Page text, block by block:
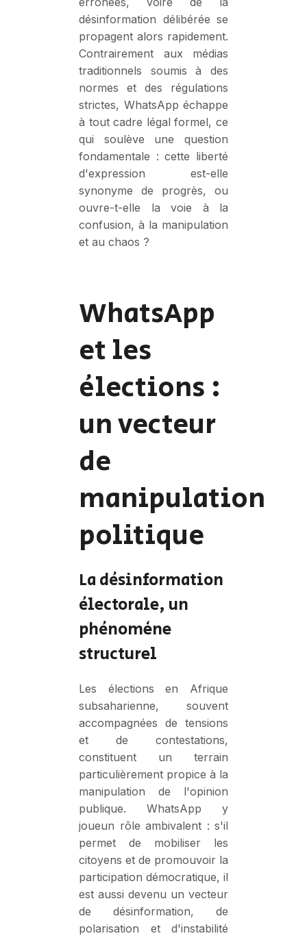
désinformation délibérée se
propagent alors rapidement.
Contrairement aux médias
traditionnels soumis à des
normes et des régulations
strictes, WhatsApp échappe
à tout cadre légal formel, ce
qui soulève une question
fondamentale : cette liberté
d'expression est-elle
synonyme de progrès, ou
ouvre-t-elle la voie à la
confusion, à la manipulation
et au chaos ?
WhatsApp
et les
élections :
un vecteur
de
manipulation
politique
La désinformation
électorale, un
phénomène
structurel
Les élections en Afrique
subsaharienne, souvent
accompagnées de tensions
et de contestations,
constituent un terrain
particulièrement propice à la
manipulation de l'opinion
publique. WhatsApp y
joueun rôle ambivalent : s'il
permet de mobiliser les
citoyens et de promouvoir la
participation démocratique, il
est aussi devenu un vecteur
de désinformation, de
polarisation et d'instabilité